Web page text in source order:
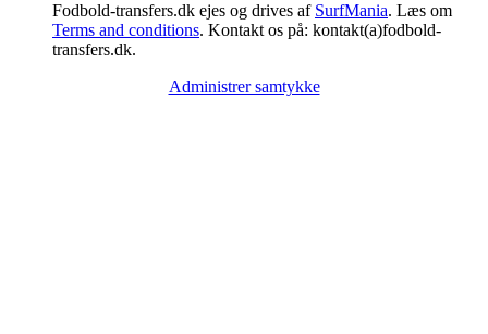
Fodbold-transfers.dk ejes og drives af SurfMania. Læs om
Terms and conditions. Kontakt os på: kontakt(a)fodbold-
transfers.dk.
Administrer samtykke